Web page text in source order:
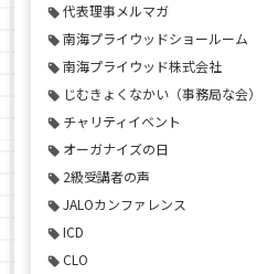
代表理事メルマガ
南海プライウッドショールーム
南海プライウッド株式会社
じむきょくなかい（事務局な会）
チャリティイベント
オーガナイズの日
2級受講者の声
JALOカンファレンス
ICD
CLO